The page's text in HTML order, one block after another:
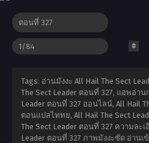
Tags: อ่านมังงะ All Hail The Sect
The Sect Leader ตอนที่ 327, แอพอ่าน
Leader ตอนที่ 327 ออนไลน์, All Hail
ตอนแปลไททย, All Hail The Sect
The Sect Leader ตอนที่ 327 ความละ
Leader ตอนที่ 327 ภาพมังงะชัด อ่านเข้